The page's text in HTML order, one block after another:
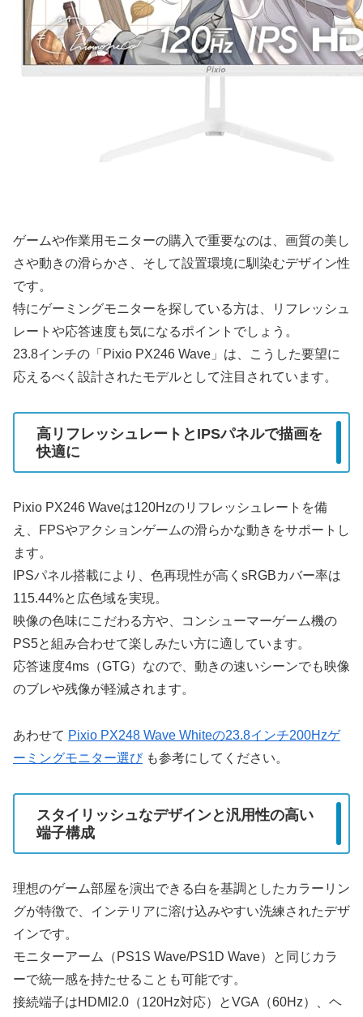
ゲームや作業用モニターの購入で重要なのは、画質の美し
さや動きの滑らかさ、そして設置環境に馴染むデザイン性
です。
特にゲーミングモニターを探している方は、リフレッシュ
レートや応答速度も気になるポイントでしょう。
23.8インチの「Pixio PX246 Wave」は、こうした要望に
応えるべく設計されたモデルとして注目されています。
高リフレッシュレートとIPSパネルで描画を
快適に
Pixio PX246 Waveは120Hzのリフレッシュレートを備
え、FPSやアクションゲームの滑らかな動きをサポートし
ます。
IPSパネル搭載により、色再現性が高くsRGBカバー率は
115.44%と広色域を実現。
映像の色味にこだわる方や、コンシューマーゲーム機の
PS5と組み合わせて楽しみたい方に適しています。
応答速度4ms（GTG）なので、動きの速いシーンでも映像
のブレや残像が軽減されます。
あわせて Pixio PX248 Wave Whiteの23.8インチ200Hzゲ
ーミングモニター選びも参考にしてください。
スタイリッシュなデザインと汎用性の高い
端子構成
理想のゲーム部屋を演出できる白を基調としたカラーリン
グが特徴で、インテリアに溶け込みやすい洗練されたデザ
インです。
モニターアーム（PS1S Wave/PS1D Wave）と同じカラ
ーで統一感を持たせることも可能です。
接続端子はHDMI2.0（120Hz対応）とVGA（60Hz）、ヘ